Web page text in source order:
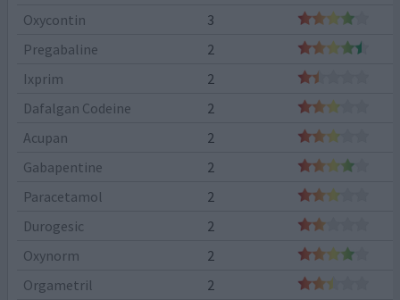
Oxycontin
3
Pregabaline
2
Ixprim
2
Dafalgan Codeine
2
Acupan
2
Gabapentine
2
Paracetamol
2
Durogesic
2
Oxynorm
2
Orgametril
2